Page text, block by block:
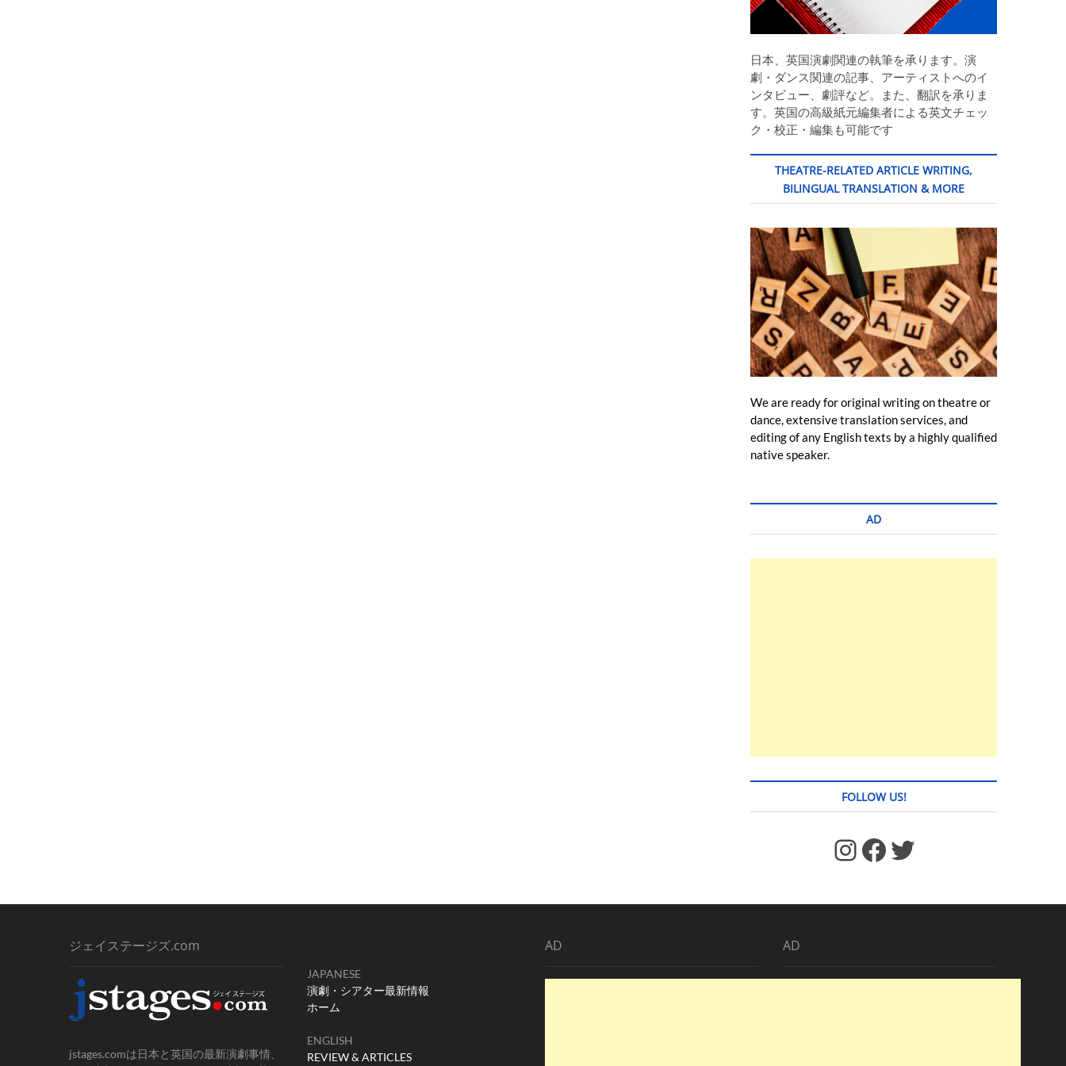
日本、英国演劇関連の執筆を承ります。演
劇・ダンス関連の記事、アーティストへのイ
ンタビュー、劇評など。また、翻訳を承りま
す。英国の高級紙元編集者による英文チェッ
ク・校正・編集も可能です
THEATRE-RELATED ARTICLE WRITING,
BILINGUAL TRANSLATION & MORE
We are ready for original writing on theatre or
dance, extensive translation services, and
editing of any English texts by a highly qualified
native speaker.
AD
FOLLOW US!
https://www.facebook.com/jstages/ Facebook Twitter
ジェイステージズ.com
jstages.comは日本と英国の最新演劇事情、
JAPANESE
演劇・シアター最新情報
ホーム
ENGLISH
REVIEW & ARTICLES
AD AD